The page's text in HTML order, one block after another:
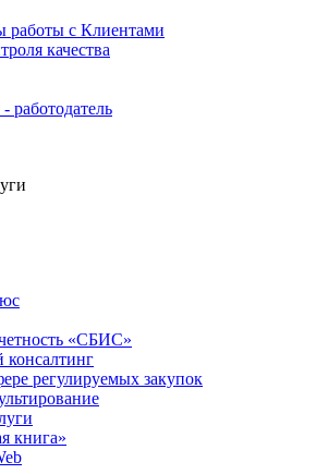
с Клиентами
качества
«СБИС»
консалтинг
регулируемых закупок
книга»